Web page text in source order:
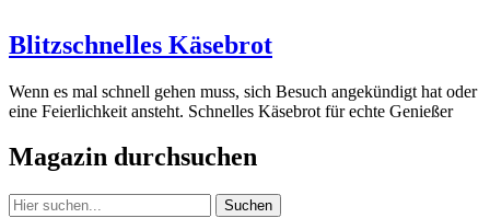
Blitzschnelles Käsebrot
Wenn es mal schnell gehen muss, sich Besuch angekündigt hat oder
eine Feierlichkeit ansteht. Schnelles Käsebrot für echte Genießer
Magazin durchsuchen
Suchen